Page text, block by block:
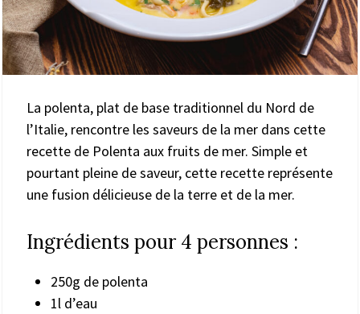
La polenta, plat de base traditionnel du Nord de
l’Italie, rencontre les saveurs de la mer dans cette
recette de Polenta aux fruits de mer. Simple et
pourtant pleine de saveur, cette recette représente
une fusion délicieuse de la terre et de la mer.
Ingrédients pour 4 personnes :
250g de polenta
1l d’eau